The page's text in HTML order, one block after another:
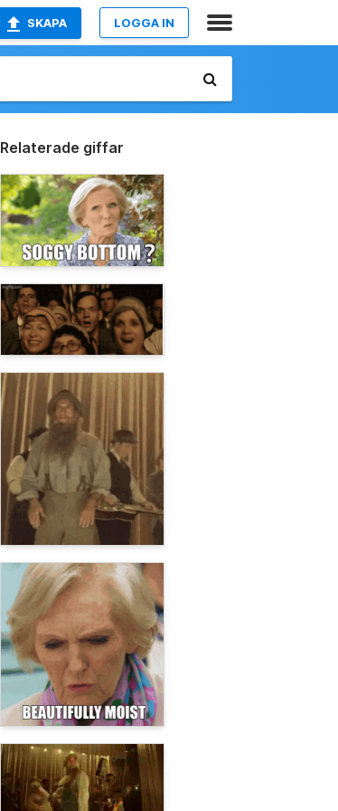
SKAPA LOGGA IN
Relaterade giffar